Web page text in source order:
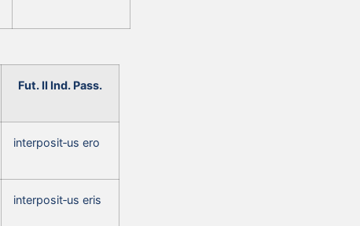
Fut. II Ind. Pass.
interposit‑us ero
interposit‑us eris